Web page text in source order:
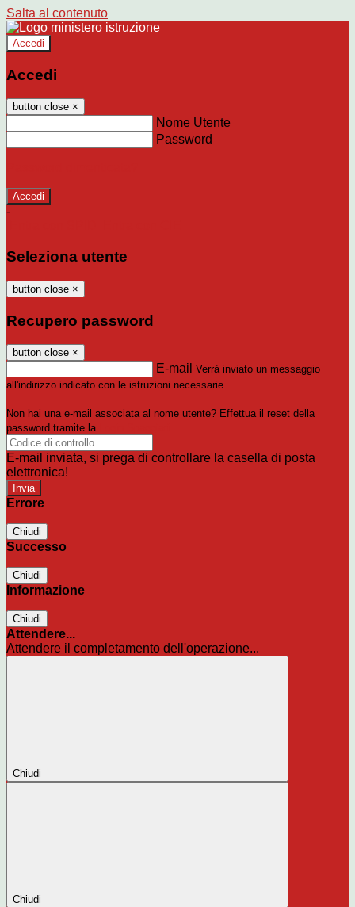
Salta al contenuto
Accedi
Accedi
button close ×
Nome Utente
Password
-
Seleziona utente
button close ×
Recupero password
button close ×
E-mail Verrà inviato un messaggio
all'indirizzo indicato con le istruzioni necessarie.
Non hai una e-mail associata al nome utente? Effettua il reset della
password tramite la
E-mail inviata, si prega di controllare la casella di posta
elettronica!
Errore
Chiudi
Successo
Chiudi
Informazione
Chiudi
Attendere...
Attendere il completamento dell'operazione...
Chiudi
Chiudi